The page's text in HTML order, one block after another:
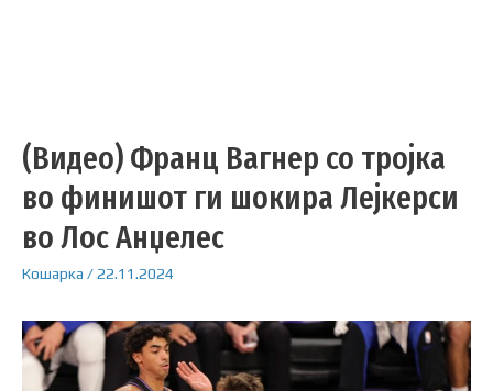
(Видео) Франц Вагнер со тројка
во финишот ги шокира Лејкерси
во Лос Анџелес
Кошарка /22.11.2024